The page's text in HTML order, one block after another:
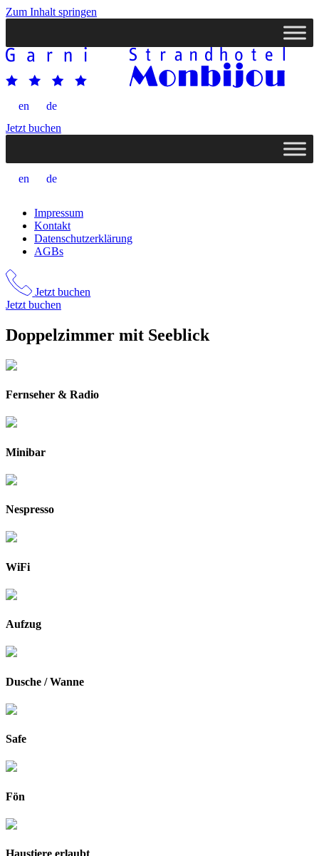
Zum Inhalt springen
en
de
Jetzt buchen
en de
Impressum
Kontakt
Datenschutzerklärung
AGBs
Jetzt buchen
Jetzt buchen
Doppelzimmer mit Seeblick
Fernseher & Radio
Minibar
Nespresso
WiFi
Aufzug
Dusche / Wanne
Safe
Fön